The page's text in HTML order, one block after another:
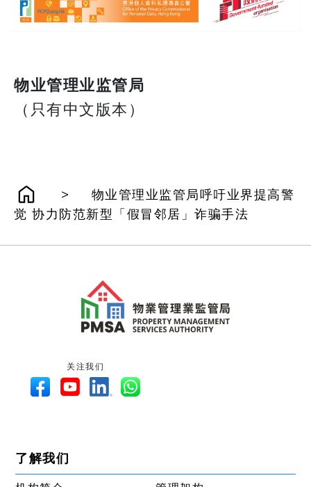
物业管理业监管局
（只有中文版本）
>
物业管理业监管局呼吁业界提高警
觉 协力防范新型「假冒邻居」诈骗手法
关注我们
了解我们